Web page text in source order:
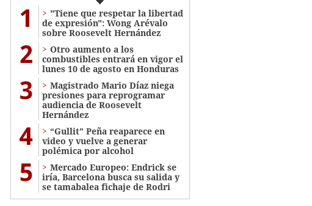
1
"Tiene que respetar la libertad
de expresión": Wong Arévalo
sobre Roosevelt Hernández
2
Otro aumento a los
combustibles entrará en vigor el
lunes 10 de agosto en Honduras
3
Magistrado Mario Díaz niega
presiones para reprogramar
audiencia de Roosevelt
Hernández
4
“Gullit” Peña reaparece en
video y vuelve a generar
polémica por alcohol
5
Mercado Europeo: Endrick se
iría, Barcelona busca su salida y
se tamabalea fichaje de Rodri